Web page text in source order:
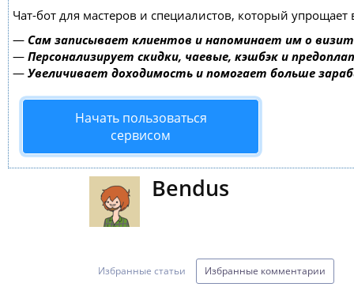
Чат-бот для мастеров и специалистов, который упрощает
— Сам записывает клиентов и напоминает им о
— Персонализирует скидки, чаевые, кэшбэк и
— Увеличивает доходимость и помогает больше
Начать пользоваться
сервисом
Bendus
Избранные статьи Избранные комментарии